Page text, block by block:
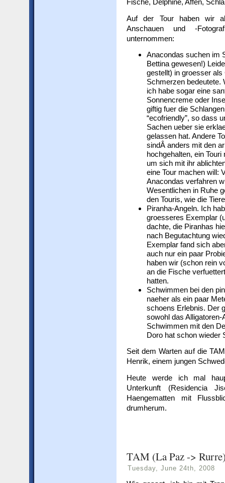
Fische, Delphine, Affen,
Auf der Tour haben wir
Anschauen und -
unternommen:
Anacondas suchen im
Bettina gewesen!)
gestellt) in groesser
Schmerzen bedeutete.
ich habe sogar eine
Sonnencreme oder
giftig fuer die
“ecofriendly”, so dass
Sachen ueber sie
gelassen hat. Andere
sindÂ anders mit den
hochgehalten, ein
um sich mit ihr
eine Tour machen will:
Anacondas verfahren
Wesentlichen in Ruhe
den Touris, wie die
Piranha-Angeln. Ich
groesseres Exemplar
dachte, die Piranhas
nach Begutachtung
Exemplar fand sich
auch nur ein paar
haben wir (schon rein
an die Fische
hatten.
Schwimmen bei den
naeher als ein paar
schoens Erlebnis. Der
sowohl das
Schwimmen mit den
Doro hat schon wieder
Seit dem Warten auf die
Henrik, einem jungen
Heute werde ich mal
Unterkunft (Residencia
Haengematten mit
drumherum.
TAM (La Paz ->
Tuesday, June 24th, 2008